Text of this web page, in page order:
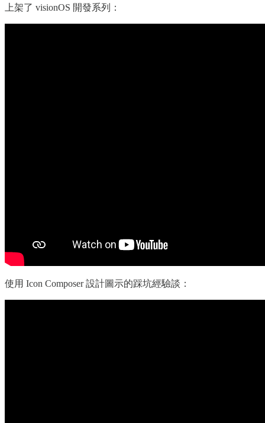
上架了 visionOS 開發系列：
使用 Icon Composer 設計圖示的踩坑經驗談：